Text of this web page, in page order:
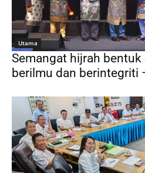
Utama
Semangat hijrah
berilmu dan berintegriti